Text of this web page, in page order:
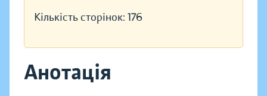
Кількість сторінок: 176
Анотація